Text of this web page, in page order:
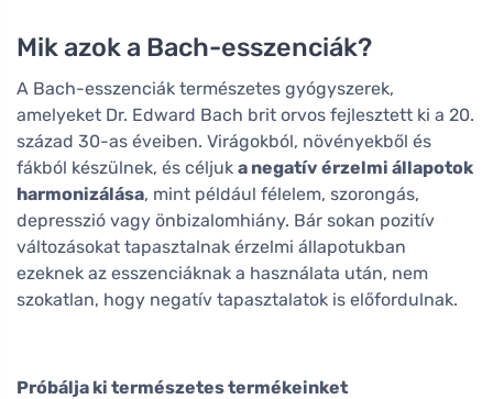
Mik azok a Bach-esszenciák?
A Bach-esszenciák természetes gyógyszerek,
amelyeket Dr. Edward Bach brit orvos fejlesztett ki a 20.
század 30-as éveiben. Virágokból, növényekből és
fákból készülnek, és céljuk a negatív érzelmi állapotok
harmonizálása, mint például félelem, szorongás,
depresszió vagy önbizalomhiány. Bár sokan pozitív
változásokat tapasztalnak érzelmi állapotukban
ezeknek az esszenciáknak a használata után, nem
szokatlan, hogy negatív tapasztalatok is előfordulnak.
Próbálja ki természetes termékeinket